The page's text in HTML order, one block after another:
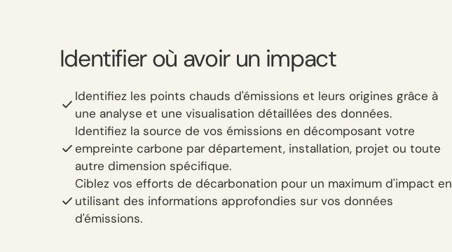
Identifier où avoir un impact
Identifiez les points chauds d'émissions et leurs origines grâce à
une analyse et une visualisation détaillées des données.
Identifiez la source de vos émissions en décomposant votre
empreinte carbone par département, installation, projet ou toute
autre dimension spécifique.
Ciblez vos efforts de décarbonation pour un maximum d'impact en
utilisant des informations approfondies sur vos données
d'émissions.